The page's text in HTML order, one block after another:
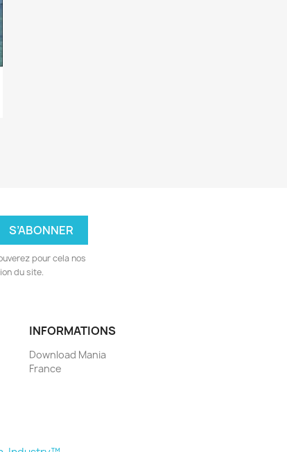
pour cela nos
du site.
INFORMATIONS
Download Mania
France